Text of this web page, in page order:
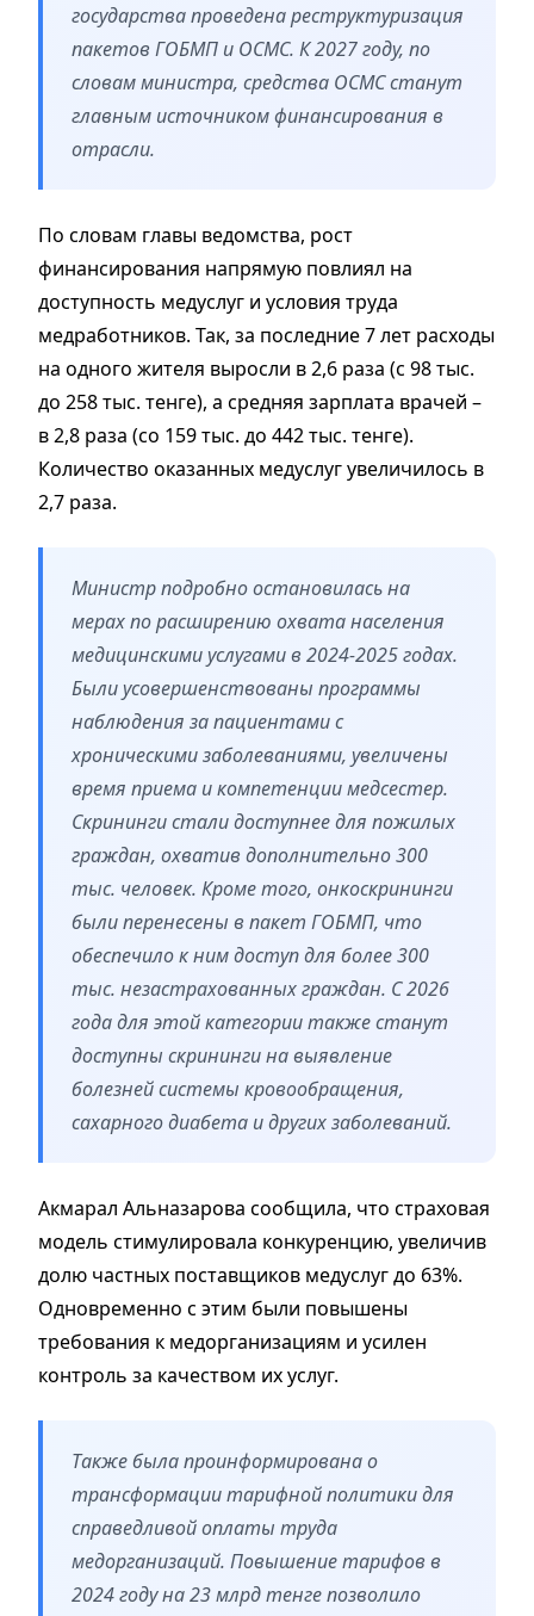
государства проведена реструктуризация
пакетов ГОБМП и ОСМС. К 2027 году, по
словам министра, средства ОСМС станут
главным источником финансирования в
отрасли.
По словам главы ведомства, рост
финансирования напрямую повлиял на
доступность медуслуг и условия труда
медработников. Так, за последние 7 лет расходы
на одного жителя выросли в 2,6 раза (с 98 тыс.
до 258 тыс. тенге), а средняя зарплата врачей –
в 2,8 раза (со 159 тыс. до 442 тыс. тенге).
Количество оказанных медуслуг увеличилось в
2,7 раза.
Министр подробно остановилась на
мерах по расширению охвата населения
медицинскими услугами в 2024-2025 годах.
Были усовершенствованы программы
наблюдения за пациентами с
хроническими заболеваниями, увеличены
время приема и компетенции медсестер.
Скрининги стали доступнее для пожилых
граждан, охватив дополнительно 300
тыс. человек. Кроме того, онкоскрининги
были перенесены в пакет ГОБМП, что
обеспечило к ним доступ для более 300
тыс. незастрахованных граждан. С 2026
года для этой категории также станут
доступны скрининги на выявление
болезней системы кровообращения,
сахарного диабета и других заболеваний.
Акмарал Альназарова сообщила, что страховая
модель стимулировала конкуренцию, увеличив
долю частных поставщиков медуслуг до 63%.
Одновременно с этим были повышены
требования к медорганизациям и усилен
контроль за качеством их услуг.
Также была проинформирована о
трансформации тарифной политики для
справедливой оплаты труда
медорганизаций. Повышение тарифов в
2024 году на 23 млрд тенге позволило